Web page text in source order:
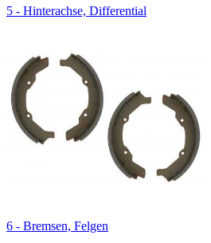
5 - Hinterachse, Differential
6 - Bremsen, Felgen